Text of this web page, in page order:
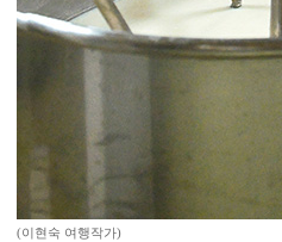
(이현숙 여행작가)